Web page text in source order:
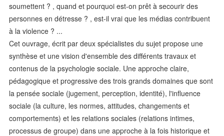
soumettent ? , quand et pourquoi est-on prêt à secourir des
personnes en détresse ? , est-il vrai que les médias contribuent
à la violence ? ...
Cet ouvrage, écrit par deux spécialistes du sujet propose une
synthèse et une vision d'ensemble des différents travaux et
contenus de la psychologie sociale. Une approche claire,
pédagogique et progressive des trois grands domaines que sont
la pensée sociale (jugement, perception, identité), l'influence
sociale (la culture, les normes, attitudes, changements et
comportements) et les relations sociales (relations intimes,
processus de groupe) dans une approche à la fois historique et